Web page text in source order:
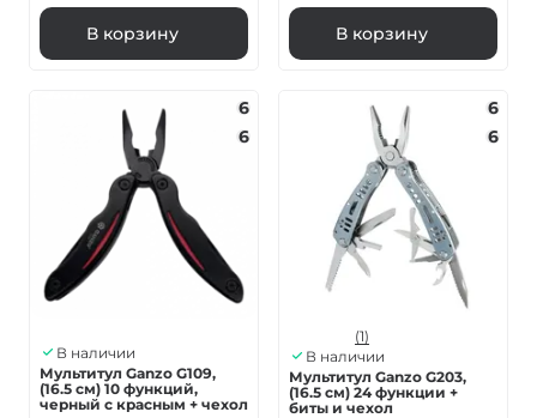
В корзину В корзину
6
6
В наличии
Мультитул Ganzo G109,
(16.5 см) 10 функций,
черный с красным + чехол
6
6
(1)
В наличии
Мультитул Ganzo G203,
(16.5 см) 24 функции +
биты и чехол